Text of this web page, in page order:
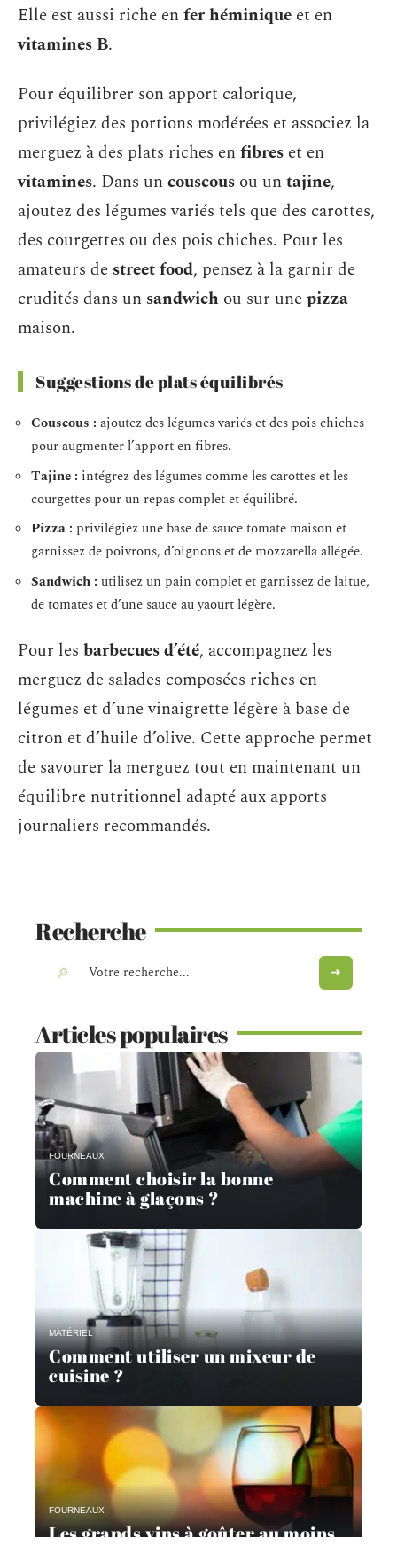
Elle est aussi riche enfer héminique et en
vitamines B.
Pour équilibrer son apport calorique,
privilégiez des portions modérées et associez la
merguez à des plats riches enfibres et en
vitamines. Dans uncouscous ou untajine,
ajoutez des légumes variés tels que des carottes,
des courgettes ou des pois chiches. Pour les
amateurs de street food, pensez à la garnir de
crudités dans un sandwich ou sur unepizza
maison.
Suggestions de plats équilibrés
Couscous : ajoutez des légumes variés et des pois chiches
pour augmenter l’apport en fibres.
Tajine : intégrez des légumes comme les carottes et les
courgettes pour un repas complet et équilibré.
Pizza : privilégiez une base de sauce tomate maison et
garnissez de poivrons, d’oignons et de mozzarella allégée.
Sandwich : utilisez un pain complet et garnissez de laitue,
de tomates et d’une sauce au yaourt légère.
Pour les barbecues d’été, accompagnez les
merguez de salades composées riches en
légumes et d’une vinaigrette légère à base de
citron et d’huile d’olive. Cette approche permet
de savourer la merguez tout en maintenant un
équilibre nutritionnel adapté aux apports
journaliers recommandés.
Recherche
Articles populaires
FOURNEAUX
Comment choisir la bonne
machine à glaçons ?
MATÉRIEL
Comment utiliser un mixeur de
cuisine ?
FOURNEAUX
Les grands vins à goûter au moins